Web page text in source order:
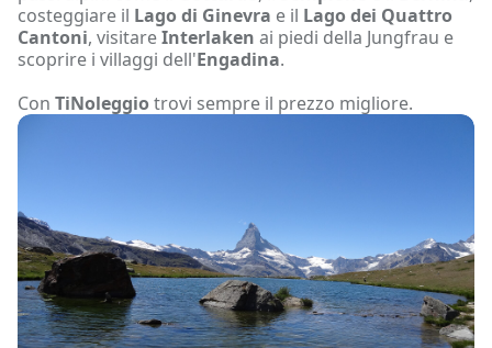
costeggiare il Lago di Ginevra e il Lago dei Quattro
Cantoni, visitareInterlaken ai piedi della Jungfrau e
scoprire i villaggi dell'Engadina.
Con TiNoleggiotrovi sempre il prezzo migliore.